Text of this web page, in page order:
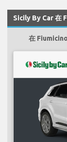
Sicily By Car 在
在